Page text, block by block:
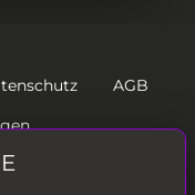
AGB
kündigen